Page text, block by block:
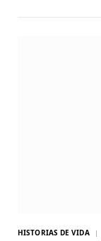
HISTORIAS DE VIDA